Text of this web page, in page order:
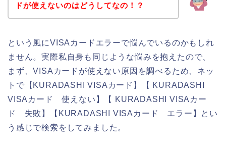
ドが使えないのはどうしてなの！？
という風にVISAカードエラーで悩んでいるのかもしれ
ません。実際私自身も同じような悩みを抱えたので、
まず、VISAカードが使えない原因を調べるため、ネッ
トで【KURADASHI VISAカード】【 KURADASHI
VISAカード 使えない】【 KURADASHI VISAカー
ド 失敗】【KURADASHI VISAカード エラー】とい
う感じで検索をしてみました。